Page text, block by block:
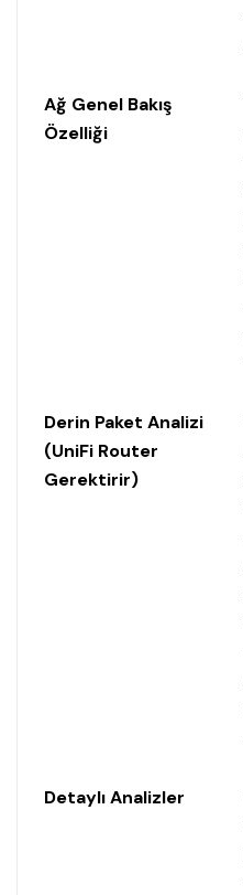
Ağ Genel Bakış
Özelliği
Derin Paket Analizi
(UniFi Router
Gerektirir)
Detaylı Analizler